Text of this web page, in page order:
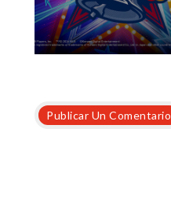
Publicar Un Comentario